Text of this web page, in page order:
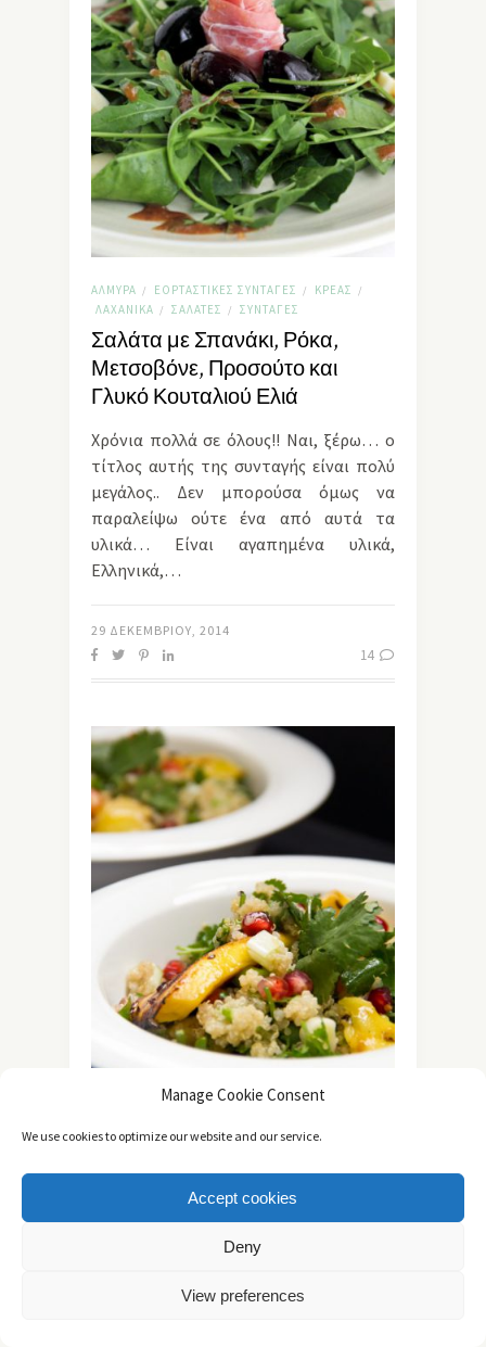
Manage Cookie Consent
We use cookies to optimize our website and our service.
Accept cookies
Deny
View preferences
ΑΛΜΥΡΆ / ΕΟΡΤΑΣΤΙΚΈΣ ΣΥΝΤΑΓΈΣ / ΚΡΈΑΣ /
ΛΑΧΑΝΙΚΆ / ΣΑΛΆΤΕΣ / ΣΥΝΤΑΓΈΣ
Σαλάτα με Σπανάκι, Ρόκα,
Μετσοβόνε, Προσούτο και
Γλυκό Κουταλιού Ελιά
Χρόνια πολλά σε όλους!! Ναι, ξέρω… ο
τίτλος αυτής της συνταγής είναι πολύ
μεγάλος.. Δεν μπορούσα όμως να
παραλείψω ούτε ένα από αυτά τα
υλικά… Είναι αγαπημένα υλικά,
Ελληνικά,…
29 ΔΕΚΕΜΒΡΊΟΥ, 2014
14
ΕΟΡΤΑΣΤΙΚΈΣ ΣΥΝΤΑΓΈΣ ΛΑΧΑΝΙΚΆ
ΣΑΛΆΤΕΣ / ΣΥΝΤΑΓΈΣ
Σαλάτα με Κινόα, Κόλιανδρο και
Για σήμερα σας έχω τη πιο πολύχρωμη